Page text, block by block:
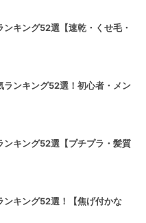
ンキング52選【速乾・くせ毛・
ランキング52選！初心者・メン
ンキング52選【プチプラ・髪質
ンキング52選！【焦げ付かな